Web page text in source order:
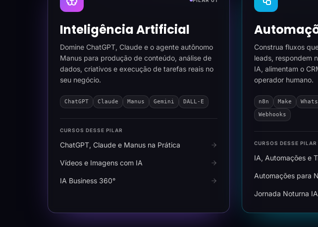
Inteligência Artificial
Domine ChatGPT, Claude e o agente autônomo
Manus para produção de conteúdo, análise de
dados, criativos e execução de tarefas reais no
seu negócio.
ChatGPT Claude Manus Gemini DALL-E
CURSOS DESSE PILAR
ChatGPT, Claude e Manus na Prática
Vídeos e Imagens com IA
IA Business 360°
Construa fluxos
leads, respondem
IA, alimentam o
operador humano.
n8n Make
Webhooks
CURSOS DESSE PILAR
IA, Automações e
Automações para
Jornada Noturna